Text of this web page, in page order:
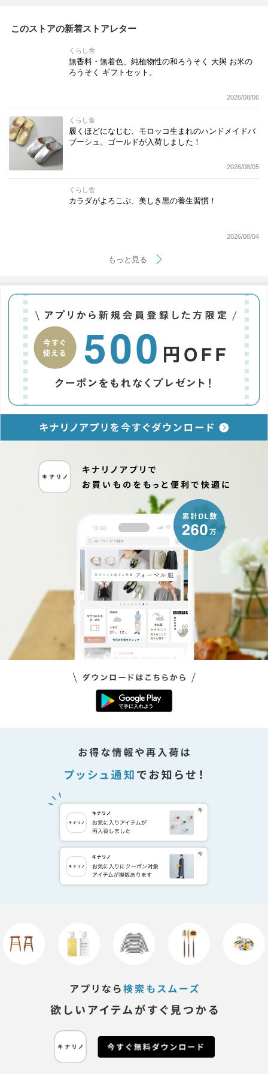
このストアの新着ストアレター
くらし舎
無香料・無着色、純植物性の和ろうそく 大與 お米の
ろうそく ギフトセット。
2026/08/06
くらし舎
履くほどになじむ、モロッコ生まれのハンドメイドバ
ブーシュ。ゴールドが入荷しました！
2026/08/05
くらし舎
カラダがよろこぶ、美しき黒の養生習慣！
2026/08/04
もっと見る